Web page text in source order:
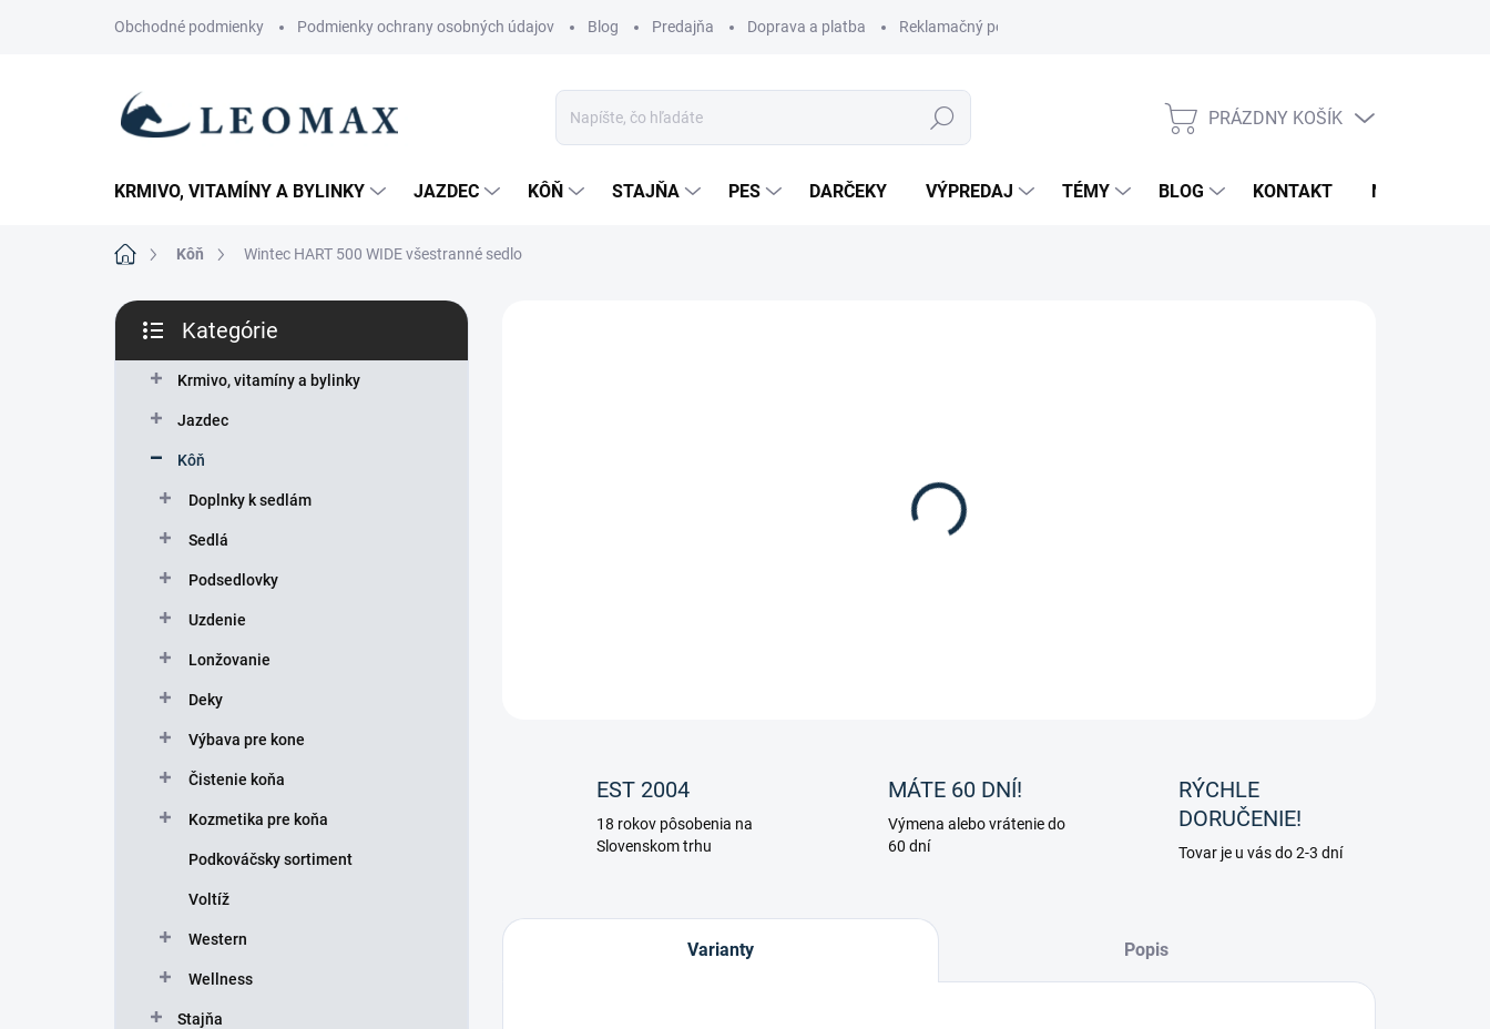
Obchodné podmienky Podmienky ochrany osobných údajov Blog Predajňa Doprava a platba Reklamačný poriadok
Hľadať
NÁKUPNÝ
PRÁZDNY KOŠÍK
KRMIVO, VITAMÍNY A BYLINKY JAZDEC KÔŇ STAJŇA PES DARČEKY VÝPREDAJ TÉMY BLOG KONTAKT NOVINKY
DomovKôň Wintec HART 500 WIDE všestranné sedlo
B
č
kategórie
Kategórie
Krmivo, vitamíny a bylinky
Jazdec
Kôň
Doplnky k sedlám
Sedlá
Podsedlovky
Uzdenie
Lonžovanie
Deky
Výbava pre kone
Čistenie koňa
Kozmetika pre koňa
Podkováčsky sortiment
Voltíž
Western
Wellness
Stajňa
Sedlo pre kone so širokým chrbtom Wintec HART 500
Všestranne sedlo WIDE
EST 2004
18 rokov pôsobenia na
Slovenskom trhu
MÁTE 60 DNÍ!
Výmena alebo vrátenie do
60 dní
RÝCHLE
DORUČENIE!
Tovar je u vás do 2-3 dní
Varianty Popis